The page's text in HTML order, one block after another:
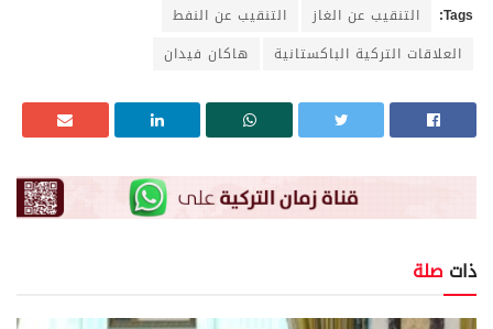
Tags: التنقيب عن الغاز
التنقيب عن النفط
العلاقات التركية الباكستانية
هاكان فيدان
ذات صلة